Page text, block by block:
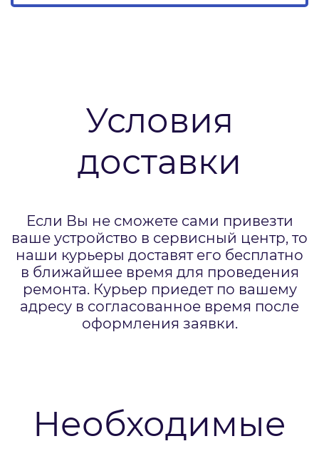
Условия
доставки
Если Вы не сможете сами привезти
ваше устройство в сервисный центр, то
наши курьеры доставят его бесплатно
в ближайшее время для проведения
ремонта. Курьер приедет по вашему
адресу в согласованное время после
оформления заявки.
Необходимые